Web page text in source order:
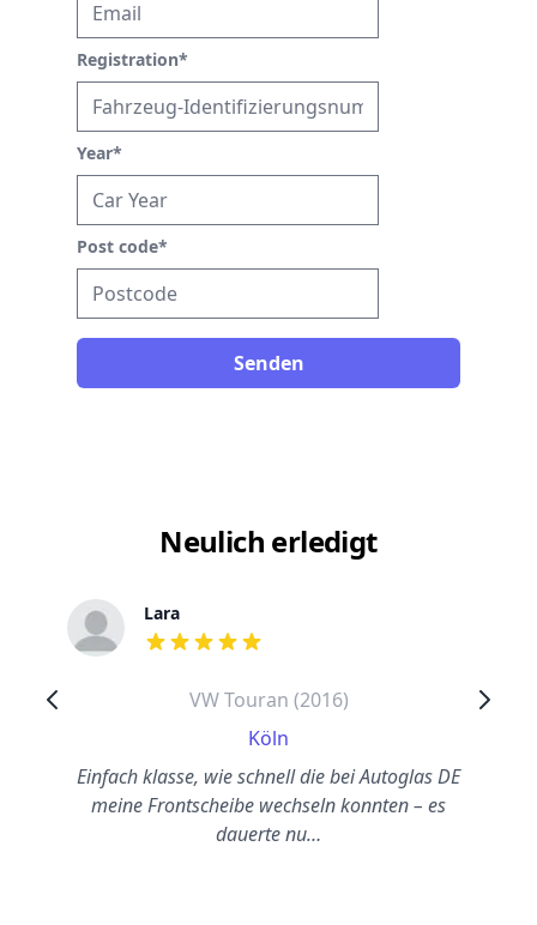
Registration*
Year*
Post code*
Senden
Neulich erledigt
Lara
out of 5 stars
VW Touran (2016)
Köln
Einfach klasse, wie schnell die bei Autoglas DE
meine Frontscheibe wechseln konnten – es
dauerte nu…